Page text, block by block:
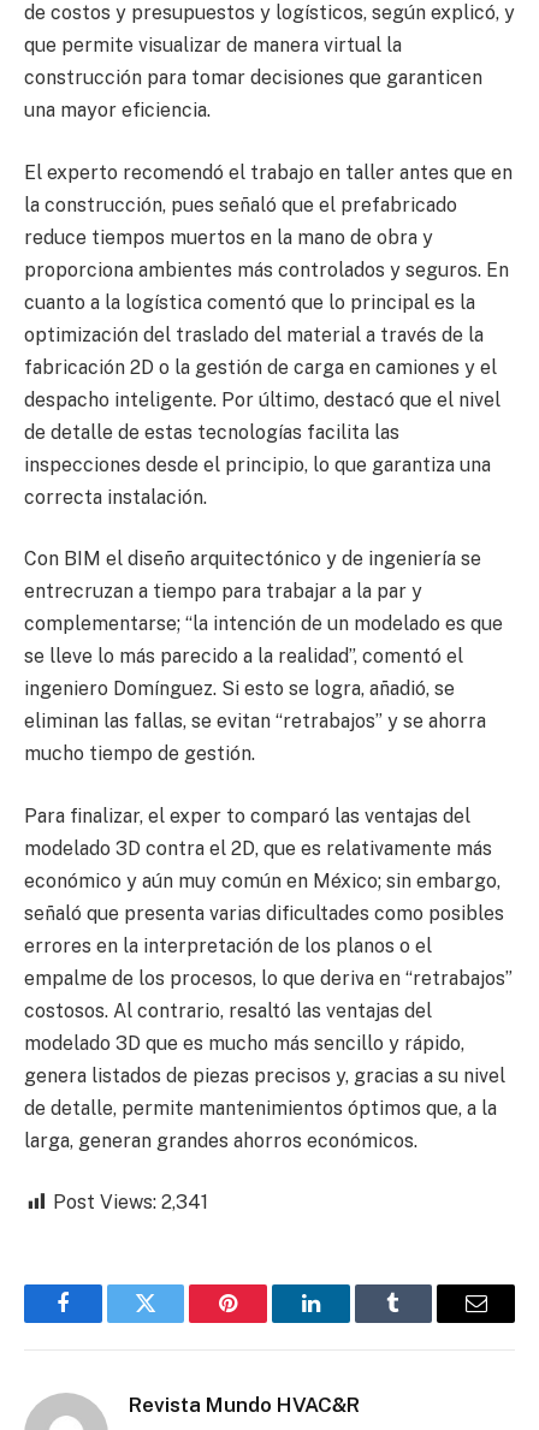
de costos y presupuestos y logísticos, según explicó, y
que permite visualizar de manera virtual la
construcción para tomar decisiones que garanticen
una mayor eficiencia.
El experto recomendó el trabajo en taller antes que en
la construcción, pues señaló que el prefabricado
reduce tiempos muertos en la mano de obra y
proporciona ambientes más controlados y seguros. En
cuanto a la logística comentó que lo principal es la
optimización del traslado del material a través de la
fabricación 2D o la gestión de carga en camiones y el
despacho inteligente. Por último, destacó que el nivel
de detalle de estas tecnologías facilita las
inspecciones desde el principio, lo que garantiza una
correcta instalación.
Con BIM el diseño arquitectónico y de ingeniería se
entrecruzan a tiempo para trabajar a la par y
complementarse; “la intención de un modelado es que
se lleve lo más parecido a la realidad”, comentó el
ingeniero Domínguez. Si esto se logra, añadió, se
eliminan las fallas, se evitan “retrabajos” y se ahorra
mucho tiempo de gestión.
Para finalizar, el exper to comparó las ventajas del
modelado 3D contra el 2D, que es relativamente más
económico y aún muy común en México; sin embargo,
señaló que presenta varias dificultades como posibles
errores en la interpretación de los planos o el
empalme de los procesos, lo que deriva en “retrabajos”
costosos. Al contrario, resaltó las ventajas del
modelado 3D que es mucho más sencillo y rápido,
genera listados de piezas precisos y, gracias a su nivel
de detalle, permite mantenimientos óptimos que, a la
larga, generan grandes ahorros económicos.
Post Views: 2,341
FacebookTwitter Pinterest LinkedInTumblr Email
Revista Mundo HVAC&R